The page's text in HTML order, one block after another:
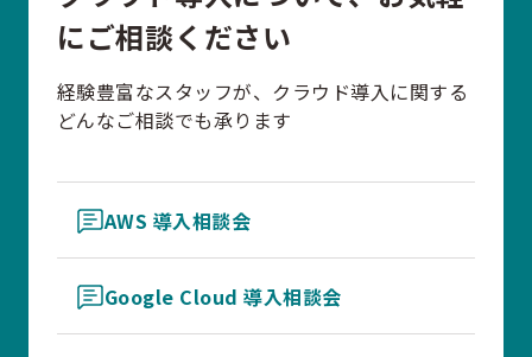
にご相談ください
経験豊富なスタッフが、クラウド導入に関する
どんなご相談でも承ります
AWS 導入相談会
Google Cloud 導入相談会